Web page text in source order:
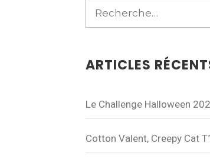
Rechercher :
ARTICLES
Le Challenge Halloween
Cotton Valent, Creepy Cat